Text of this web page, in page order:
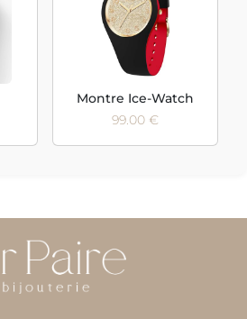
Montre Ice-Watch
99.00 €